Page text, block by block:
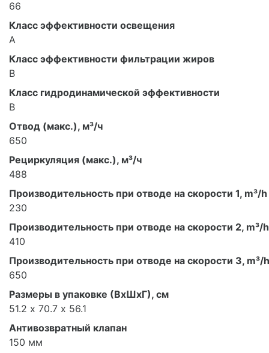
66
Класс эффективности освещения
A
Класс эффективности фильтрации жиров
B
Класс гидродинамической эффективности
B
Отвод (макс.), м³/ч
650
Рециркуляция (макс.), м³/ч
488
Производительность при отводе на скорости 1, m³/h
230
Производительность при отводе на скорости 2, m³/h
410
Производительность при отводе на скорости 3, m³/h
650
Размеры в упаковке (ВхШхГ), см
51.2 х 70.7 х 56.1
Антивозвратный клапан
150 мм